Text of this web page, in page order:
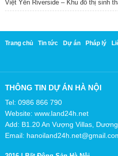
Việt Yên Riverside – Khu đô thị sinh
Trang chủ Tin tức Dự án Pháp lý
THÔNG TIN DỰ ÁN HÀ NỘI
Tel: 0986 866 790
Website: www.land24h.net
Add: B1.20 An Vượng Villas,
Email: